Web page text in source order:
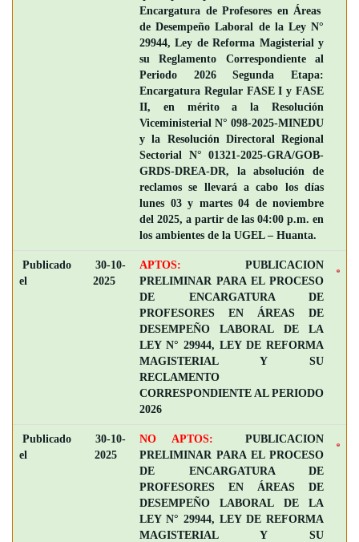
Encargatura de Profesores en Áreas
de Desempeño Laboral de la Ley N°
29944, Ley de Reforma Magisterial y
su Reglamento Correspondiente al
Periodo 2026 Segunda Etapa:
Encargatura Regular FASE I y FASE
II, en mérito a la Resolución
Viceministerial N° 098-2025-MINEDU
y la Resolución Directoral Regional
Sectorial N° 01321-2025-GRA/GOB-
GRDS-DREA-DR, la absolución de
reclamos se llevará a cabo los días
lunes 03 y martes 04 de noviembre
del 2025, a partir de las 04:00 p.m. en
los ambientes de la UGEL – Huanta.
Publicado
el
30-10-
2025
APTOS: PUBLICACION
PRELIMINAR PARA EL PROCESO
DE ENCARGATURA DE
PROFESORES EN ÁREAS DE
DESEMPEÑO LABORAL DE LA
LEY N° 29944, LEY DE REFORMA
MAGISTERIAL Y SU
RECLAMENTO
CORRESPONDIENTE AL PERIODO
2026
Publicado
el
30-10-
2025
NO APTOS: PUBLICACION
PRELIMINAR PARA EL PROCESO
DE ENCARGATURA DE
PROFESORES EN ÁREAS DE
DESEMPEÑO LABORAL DE LA
LEY N° 29944, LEY DE REFORMA
MAGISTERIAL Y SU